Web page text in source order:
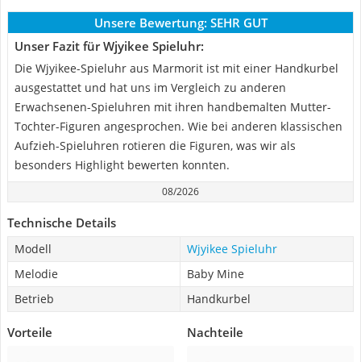
Unsere Bewertung: SEHR GUT
Unser Fazit für Wjyikee Spieluhr:
Die Wjyikee-Spieluhr aus Marmorit ist mit einer Handkurbel
ausgestattet und hat uns im Vergleich zu anderen
Erwachsenen-Spieluhren mit ihren handbemalten Mutter-
Tochter-Figuren angesprochen. Wie bei anderen klassischen
Aufzieh-Spieluhren rotieren die Figuren, was wir als
besonders Highlight bewerten konnten.
08/2026
Technische Details
Modell
Wjyikee Spieluhr
Melodie
Baby Mine
Betrieb
Handkurbel
Vorteile Nachteile